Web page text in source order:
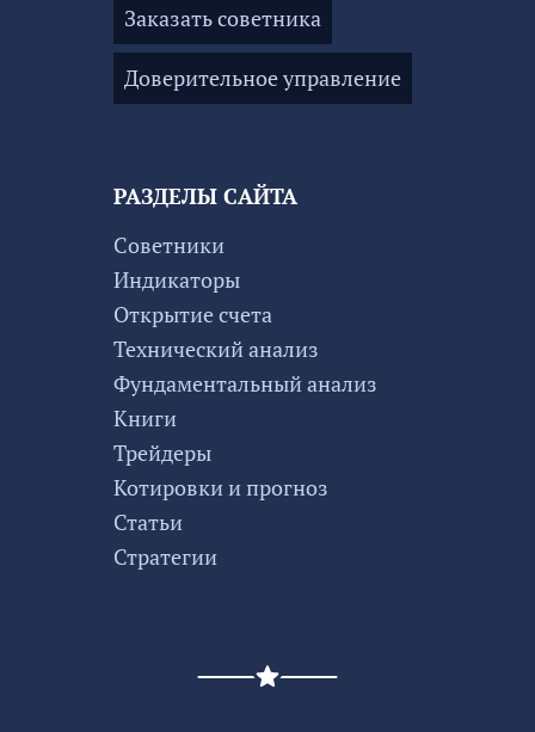
РАЗДЕЛЫ САЙТА
Советники
Индикаторы
Открытие счета
Технический анализ
Фундаментальный анализ
Книги
Трейдеры
Котировки и прогноз
Статьи
Стратегии
Заказать советника
Доверительное управление